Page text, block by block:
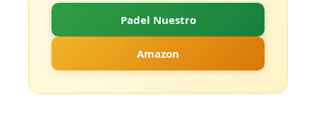
Padel Nuestro
Amazon